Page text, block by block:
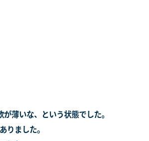
薄いな、という状態でした。
りました。